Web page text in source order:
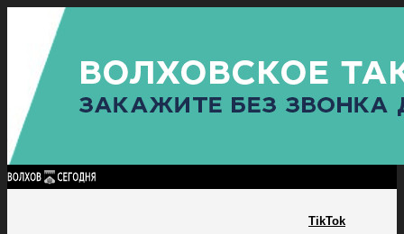
TikTok
Найти:
ГЛАВНАЯ ПОЛИТИКАПРОИСШЕСТВИЯ ПРОКУРАТУРАСПОРТ
ПОЛИТИКА
КУЛЬТУРА
ПОСЕЛЕНИЯ